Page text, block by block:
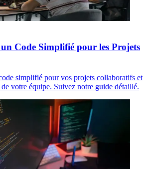
Code Simplifié pour les Projets
simplifié pour vos projets collaboratifs et
votre équipe. Suivez notre guide détaillé.